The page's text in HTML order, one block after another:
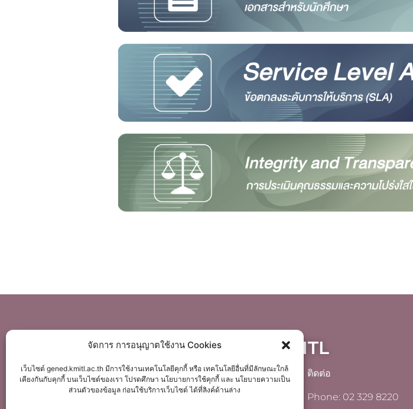
จัดการ การอนุญาตใช้งาน Cookies
เว็บไซต์ gened.kmitl.ac.th มีการใช้งานเทคโนโลยีคุกกี้ หรือ เทคโนโลยีอื่นที่มีลักษณะใกล้
เคียงกันกับคุกกี้ บนเว็บไซต์ของเรา โปรดศึกษา นโยบายการใช้คุกกี้ และ นโยบายความเป็น
ส่วนตัวของข้อมูล ก่อนใช้บริการเว็บไซต์ ได้ที่ลิงค์ด้านล่าง
Office of General Education, KMITL
สำนักวิชาศึกษาทั่วไป
อาคารกรมหลวงนราธิวาสราชนครินทร์ ชั้น 10
ติดต่อ
Phone: 02 329 8220